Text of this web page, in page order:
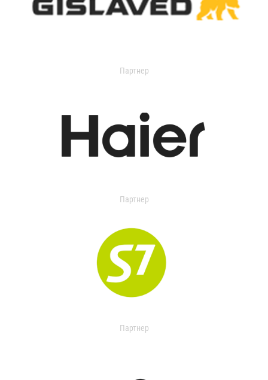
Партнер
Партнер
Партнер